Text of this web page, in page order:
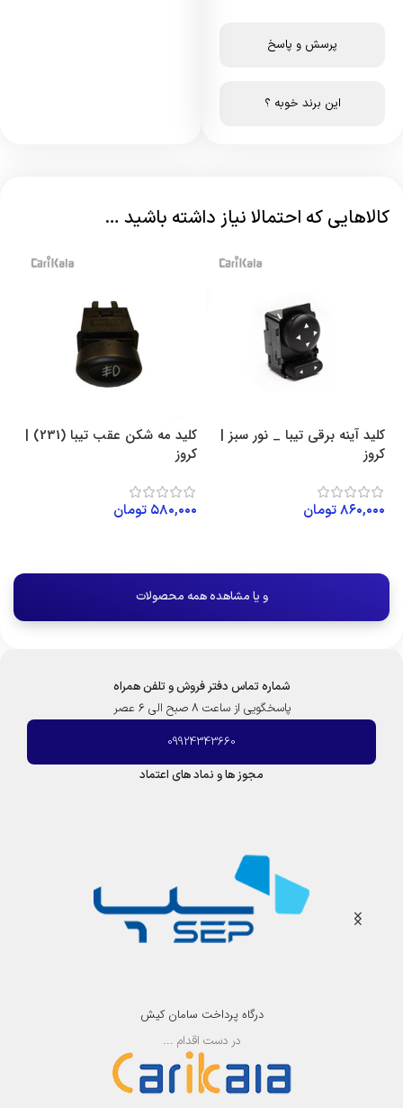
پرسش و پاسخ
این برند خوبه ؟
کالاهایی که احتمالا نیاز داشته باشید …
کلید آینه برقی تیبا _ نور سبز |
کروز
۸۶۰,۰۰۰تومان
کلید مه شکن عقب تیبا (231) |
کروز
۵۸۰,۰۰۰ تومان
و یا مشاهده همه محصولات
شماره تماس دفتر فروش و تلفن همراه
پاسخگویی از ساعت 8 صبح الی 6 عصر
09924343660
مجوز ها و نماد های اعتماد
درگاه پرداخت سامان کیش
در دست اقدام ...